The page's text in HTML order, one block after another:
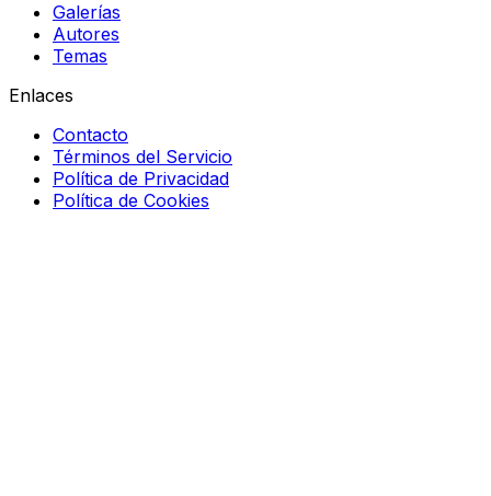
Galerías
Autores
Temas
Enlaces
Contacto
Términos del Servicio
Política de Privacidad
Política de Cookies